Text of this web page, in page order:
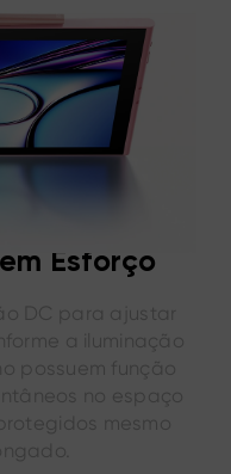
Esforço